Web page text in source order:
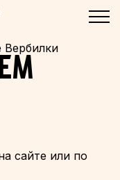
Вербилки
сайте или по